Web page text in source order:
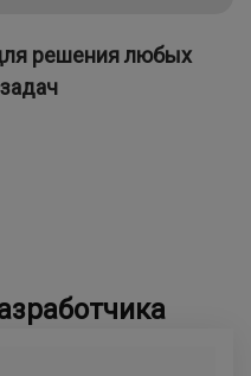
решения любых